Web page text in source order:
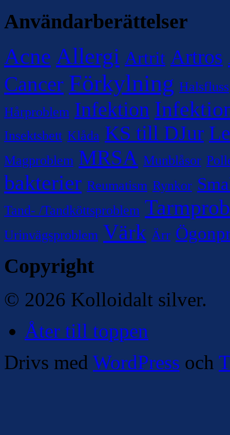
Användarberättelser
Acne Allergi Artrit Artros
Cancer Förkylning Halsfluss
Hårproblem Infektion
Insektsbett Klåda KS till DJur
Magproblem MRSA Munblåsor
bakterier Reumatism Rynkor
Tand- /Tandköttsproblem
Urinvägsproblem Värk Ärr
Copyright
© 2026 Kolloidalt silver.
Åter till toppen
Drivs med WordPress och